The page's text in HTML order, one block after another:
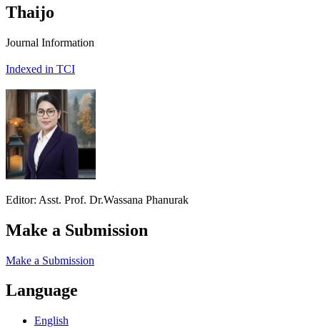
Thaijo
Journal Information
Indexed in TCI
Editor: Asst. Prof. Dr.Wassana Phanurak
Make a Submission
Make a Submission
Language
English